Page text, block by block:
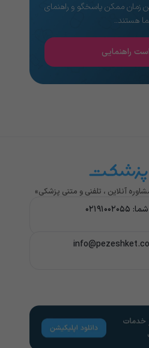
زمان ممکن پاسخگو و راهنمای
هستند..
راهنمایی
آنلاین ، تلفنی و متنی پزشکی»